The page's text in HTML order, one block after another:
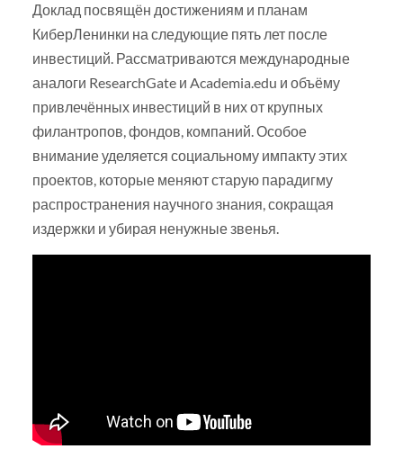
Доклад посвящён достижениям и планам
КиберЛенинки на следующие пять лет после
инвестиций. Рассматриваются международные
аналоги ResearchGate и Academia.edu и объёму
привлечённых инвестиций в них от крупных
филантропов, фондов, компаний. Особое
внимание уделяется социальному импакту этих
проектов, которые меняют старую парадигму
распространения научного знания, сокращая
издержки и убирая ненужные звенья.